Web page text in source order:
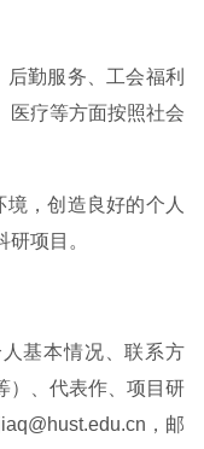
勤服务、工会福利
医疗等方面按照社会
，创造良好的个人
项目。
基本情况、联系方
）、代表作、项目研
，邮